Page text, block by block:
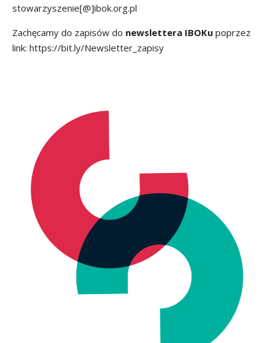
stowarzyszenie[@]ibok.org.pl
Zachęcamy do zapisów do newslettera IBOKu poprzez
link: https://bit.ly/Newsletter_zapisy